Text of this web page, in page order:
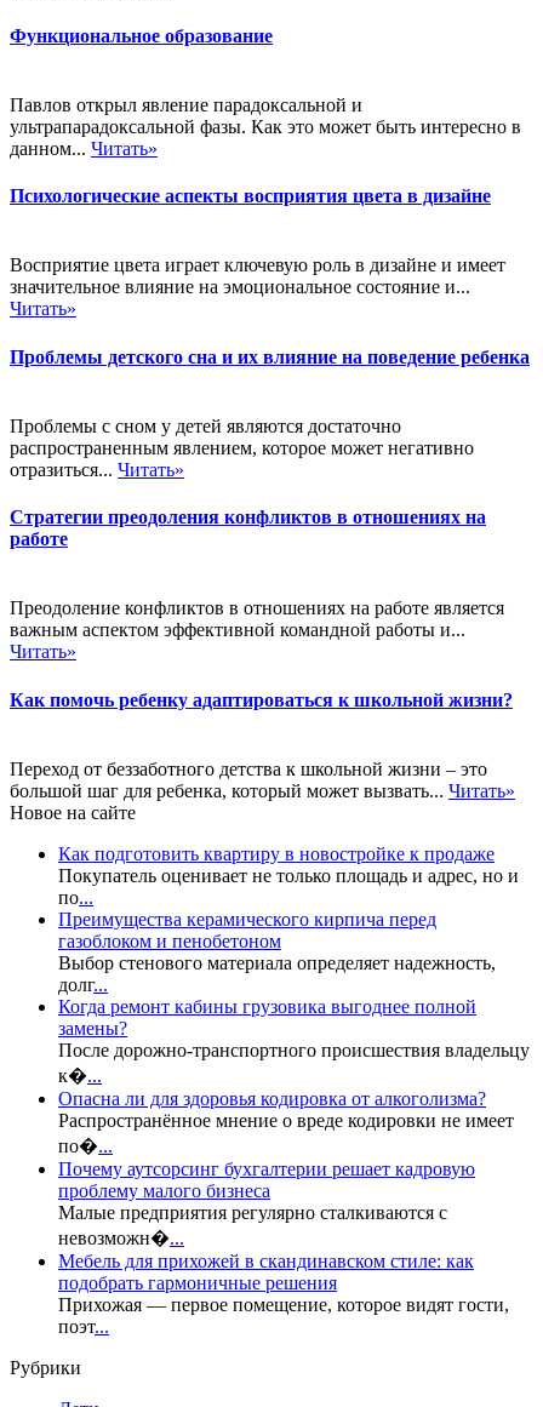
Функциональное образование
Павлов открыл явление парадоксальной и
ультрапарадоксальной фазы. Как это может быть интересно в
данном... Читать»
Психологические аспекты восприятия цвета в дизайне
Восприятие цвета играет ключевую роль в дизайне и имеет
значительное влияние на эмоциональное состояние и...
Читать»
Проблемы детского сна и их влияние на поведение ребенка
Проблемы с сном у детей являются достаточно
распространенным явлением, которое может негативно
отразиться... Читать»
Стратегии преодоления конфликтов в отношениях на
работе
Преодоление конфликтов в отношениях на работе является
важным аспектом эффективной командной работы и...
Читать»
Как помочь ребенку адаптироваться к школьной жизни?
Переход от беззаботного детства к школьной жизни – это
большой шаг для ребенка, который может вызвать... Читать»
Новое на сайте
Как подготовить квартиру в новостройке к продаже
Покупатель оценивает не только площадь и адрес, но и
по...
Преимущества керамического кирпича перед
газоблоком и пенобетоном
Выбор стенового материала определяет надежность,
долг...
Когда ремонт кабины грузовика выгоднее полной
замены?
После дорожно-транспортного происшествия владельцу
к�...
Опасна ли для здоровья кодировка от алкоголизма?
Распространённое мнение о вреде кодировки не имеет
по�...
Почему аутсорсинг бухгалтерии решает кадровую
проблему малого бизнеса
Малые предприятия регулярно сталкиваются с
невозможн�...
Мебель для прихожей в скандинавском стиле: как
подобрать гармоничные решения
Прихожая — первое помещение, которое видят гости,
поэт...
Рубрики